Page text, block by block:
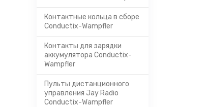
Контактные кольца в сборе
Conductix-Wampfler
Контакты для зарядки
аккумулятора Conductix-
Wampfler
Пульты дистанционного
управления Jay Radio
Conductix-Wampfler